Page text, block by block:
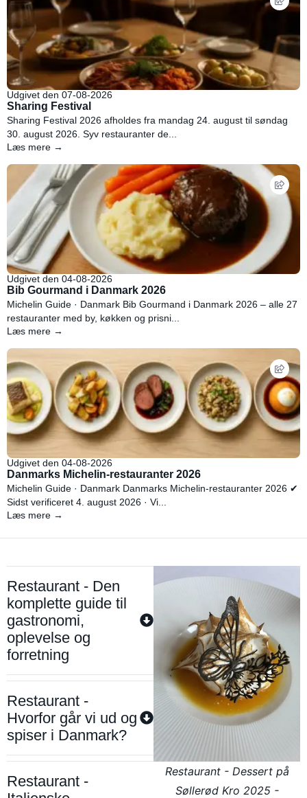
Udgivet den 07-08-2026
Sharing Festival
Sharing Festival 2026 afholdes fra mandag 24. august til søndag
30. august 2026. Syv restauranter de...
Læs mere →
Udgivet den 04-08-2026
Bib Gourmand i Danmark 2026
Michelin Guide · Danmark Bib Gourmand i Danmark 2026 – alle 27
restauranter med by, køkken og prisni...
Læs mere →
Udgivet den 04-08-2026
Danmarks Michelin-restauranter 2026
Michelin Guide · Danmark Danmarks Michelin-restauranter 2026 ✔
Sidst verificeret 4. august 2026 · Vi...
Læs mere →
Restaurant - Den
komplette guide til
gastronomi,
oplevelse og
forretning
Restaurant -
Hvorfor går vi ud og
spiser i Danmark?
Restaurant -
Restaurant - Dessert på
Søllerød Kro 2025 -